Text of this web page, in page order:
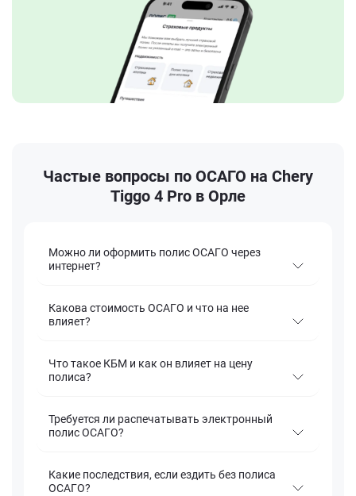
Частые вопросы по ОСАГО на Chery
Tiggo 4 Pro в Орле
Можно ли оформить полис ОСАГО через
интернет?
Какова стоимость ОСАГО и что на нее
влияет?
Что такое КБМ и как он влияет на цену
полиса?
Требуется ли распечатывать электронный
полис ОСАГО?
Какие последствия, если ездить без полиса
ОСАГО?